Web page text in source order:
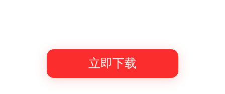
立即下载